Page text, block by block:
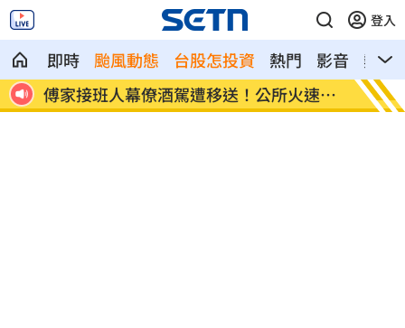
登入
即時 颱風動態 台股怎投資 熱門 影音
熱搜
准
颱風紫暴雨今晚開炸 估「這時」解除海
警
獅子